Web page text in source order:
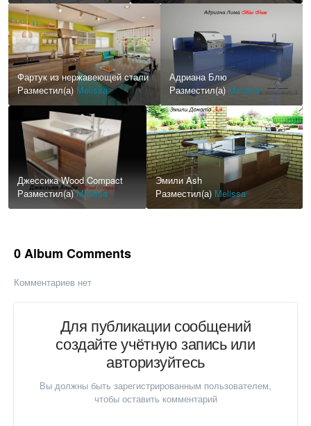
Фартук из нержавеющей стали
Разместил(а) Melissa
Адриана Блю
Разместил(а) Melissa
Джессика Wood Compact
Разместил(а)Melissa
Эмили Ash
Разместил(а) Melissa
0 Album Comments
Комментариев нет
Для публикации сообщений
создайте учётную запись или
авторизуйтесь
Вы должны быть зарегистрированным пользователем,
чтобы оставить комментарий